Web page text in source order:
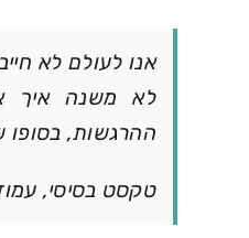
אנו לעולם לא
לא משנה איך
ההרגשות, בסופו
טקסט בסיסי, עמוד